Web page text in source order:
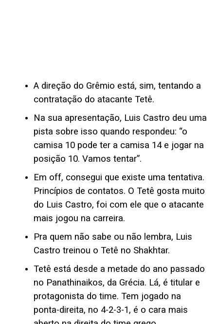
A direção do Grêmio está, sim, tentando a
contratação do atacante Tetê.
Na sua apresentação, Luis Castro deu uma
pista sobre isso quando respondeu: “o
camisa 10 pode ter a camisa 14 e jogar na
posição 10. Vamos tentar”.
Em off, consegui que existe uma tentativa.
Princípios de contatos. O Tetê gosta muito
do Luis Castro, foi com ele que o atacante
mais jogou na carreira.
Pra quem não sabe ou não lembra, Luis
Castro treinou o Tetê no Shakhtar.
Tetê está desde a metade do ano passado
no Panathinaikos, da Grécia. Lá, é titular e
protagonista do time. Tem jogado na
ponta-direita, no 4-2-3-1, é o cara mais